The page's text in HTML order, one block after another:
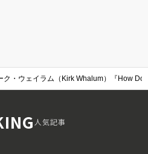
ク・ウェイラム（Kirk Whalum）『How
人気記事